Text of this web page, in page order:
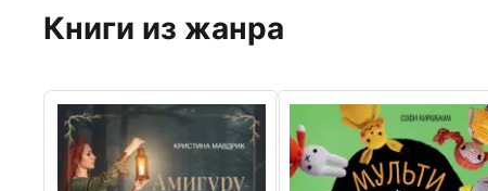
Книги из жанра